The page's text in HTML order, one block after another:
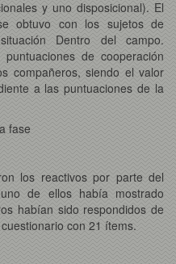
y uno disposicional). El
obtuvo con los sujetos de
Dentro del campo.
de cooperación
compañeros, siendo el valor
a las puntuaciones de la
fase
los reactivos por parte del
de ellos había mostrado
habían sido respondidos de
con 21 ítems.